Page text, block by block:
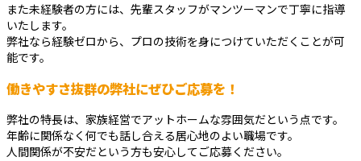
また未経験者の方には、先輩スタッフがマンツーマンで丁寧に指導
いたします。
弊社なら経験ゼロから、プロの技術を身につけていただくことが可
能です。
働きやすさ抜群の弊社にぜひご応募を！
弊社の特長は、家族経営でアットホームな雰囲気だという点です。
年齢に関係なく何でも話し合える居心地のよい職場です。
人間関係が不安だという方も安心してご応募ください。